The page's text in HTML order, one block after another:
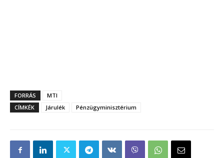
FORRÁS
MTI
CÍMKÉK
Járulék Pénzügyminisztérium